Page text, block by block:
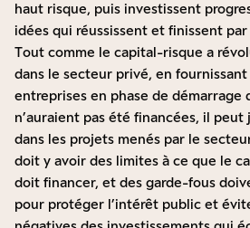
haut risque, puis investissent
idées qui réussissent et finissent
Tout comme le capital-risque a
dans le secteur privé, en
entreprises en phase de démarrage
n’auraient pas été financées, il
dans les projets menés par le
doit y avoir des limites à ce que le
doit financer, et des garde-fous
pour protéger l’intérêt public et